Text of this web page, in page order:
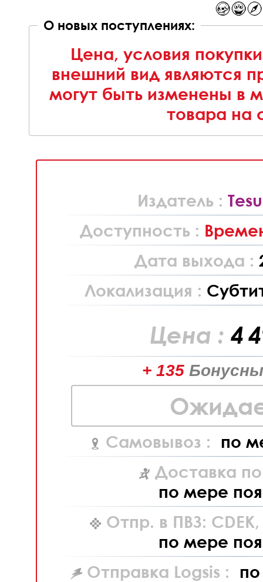
О новых поступлениях:
Цена, условия
внешний вид являются
могут быть изменены в
товара на
Издатель :
Доступность :
Дата выхода :
Локализация :
Цена : 4
+ 135
Самовывоз : по
Доставка
по мере
Отпр. в ПВЗ: CDEK,
по мере
Отправка Logsis :